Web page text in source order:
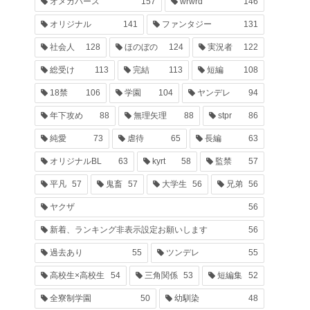
オリジナル 141 ファンタジー 131
社会人 128 ほのぼの 124 実況者 122
総受け 113 完結 113 短編 108
18禁 106 学園 104 ヤンデレ 94
年下攻め 88 無理矢理 88 stpr 86
純愛 73 虐待 65 長編 63
オリジナルBL 63 kyrt 58 監禁 57
平凡 57 鬼畜 57 大学生 56 兄弟 56
ヤクザ 56
新着、ランキング非表示設定お願いします 56
過去あり 55 ツンデレ 55
高校生×高校生 54 三角関係 53 短編集 52
全寮制学園 50 幼馴染 48